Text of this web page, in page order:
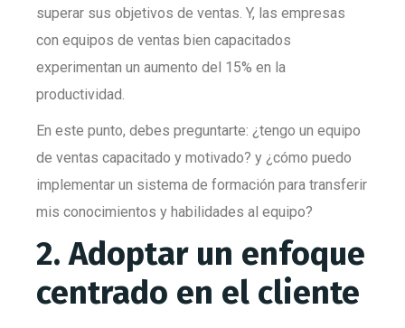
superar sus objetivos de ventas. Y, las empresas
con equipos de ventas bien capacitados
experimentan un aumento del 15% en la
productividad.
En este punto, debes preguntarte: ¿tengo un equipo
de ventas capacitado y motivado? y ¿cómo puedo
implementar un sistema de formación para transferir
mis conocimientos y habilidades al equipo?
2. Adoptar un enfoque
centrado en el cliente